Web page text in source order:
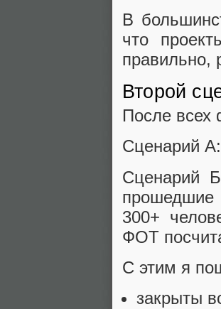
В
что
правильно,
Второй
После
Сценарий
Сценарий
прошедшие
300+
ФОТ
С этим я
закрыты